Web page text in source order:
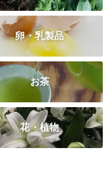
卵・乳製品
お茶
花・植物